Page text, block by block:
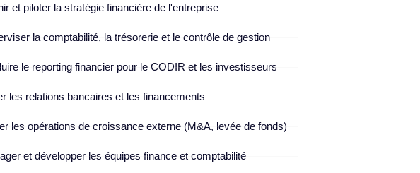
et piloter la stratégie financière de l'entreprise
la comptabilité, la trésorerie et le contrôle de gestion
le reporting financier pour le CODIR et les investisseurs
les relations bancaires et les financements
les opérations de croissance externe (M&A, levée de fonds)
et développer les équipes finance et comptabilité